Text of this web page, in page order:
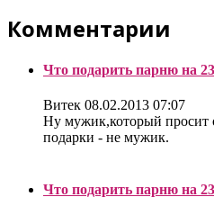
Комментарии
Что подарить парню на
Витек 08.02.2013 07:07
Ну мужик,который просит
подарки - не мужик.
Что подарить парню на